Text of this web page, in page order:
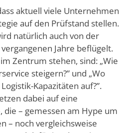
aktuell viele Unternehmen
auf den Prüfstand stellen.
natürlich auch von der
Jahre beflügelt.
Zentrum stehen, sind: „Wie
steigern?” und „Wo
Kapazitäten auf?”.
dabei auf eine
– gemessen am Hype um
– noch vergleichsweise